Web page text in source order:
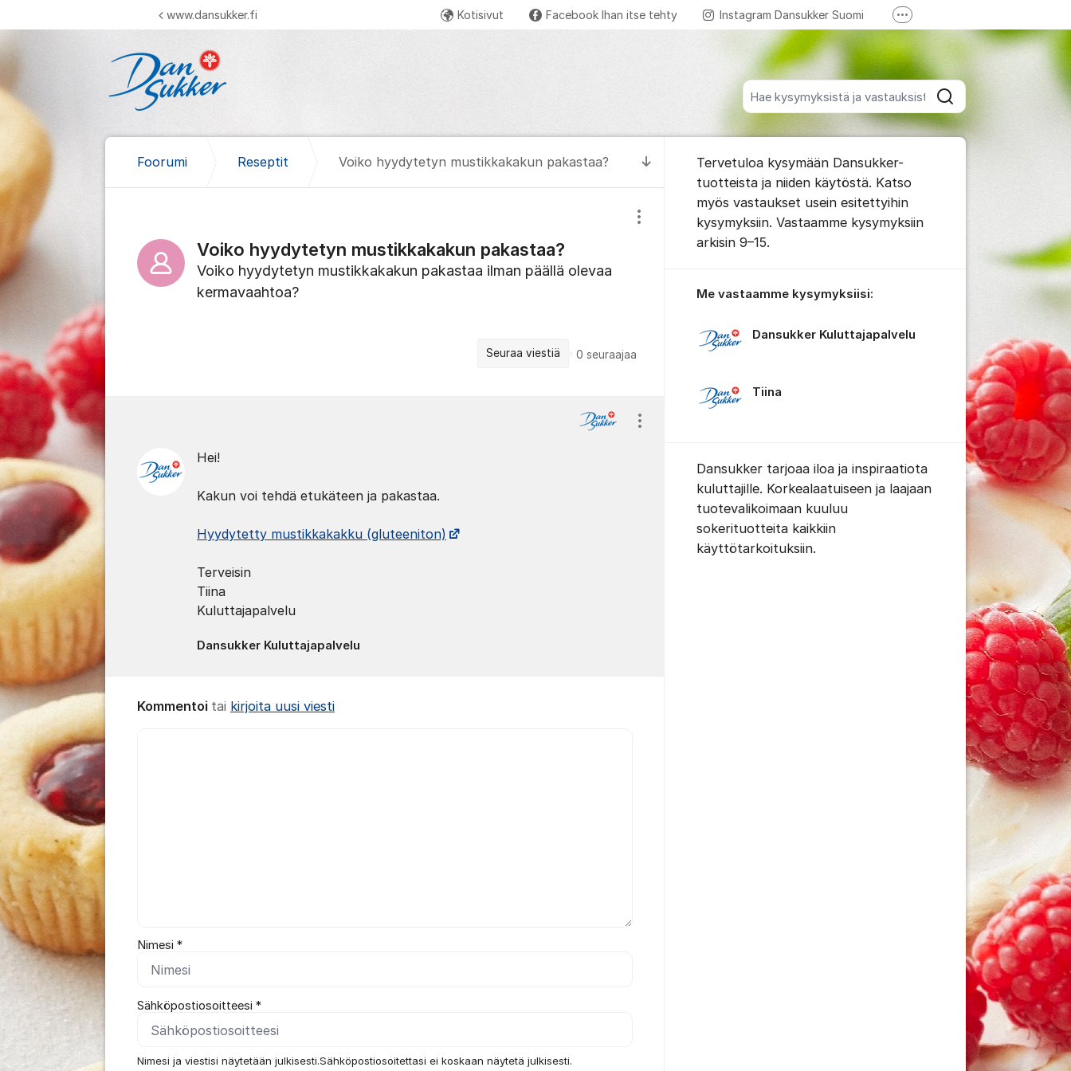
Hae kaikista viesteistä
Hae
www.dansukker.fi Kotisivut Facebook Ihan itse tehty Instagram Dansukker Suomi
YouTube Dansukker Suomi
Lisää tukilinkkejä
Siirry uusimpaan kommenttiin
Foorumi Reseptit Voiko hyydytetyn mustikkakakun pakastaa?
Voiko hyydytetyn mustikkakakun pakastaa?
Näytä/piilota viestien/kommenttien asetukset
Voiko hyydytetyn mustikkakakun pakastaa ilman päällä olevaa
kermavaahtoa?
Seuraa viestiä 0 seuraajaa
Hei!
Kakun voi tehdä etukäteen ja pakastaa.
Hyydytetty mustikkakakku (gluteeniton)
Terveisin
Tiina
Kuluttajapalvelu
Dansukker Kuluttajapalvelu
Näytä/piilota viestien/kommenttien asetukset
Kommentoi tai kirjoita uusi viesti
Nimesi *
Sähköpostiosoitteesi *
Nimesi ja viestisi näytetään julkisesti.Sähköpostiosoitettasi ei koskaan näytetä julkisesti.
Tervetuloa kysymään Dansukker-
tuotteista ja niiden käytöstä. Katso
myös vastaukset usein esitettyihin
kysymyksiin. Vastaamme kysymyksiin
arkisin 9–15.
Me vastaamme kysymyksiisi:
Dansukker Kuluttajapalvelu
Tiina
Dansukker tarjoaa iloa ja inspiraatiota
kuluttajille. Korkealaatuiseen ja laajaan
tuotevalikoimaan kuuluu
sokerituotteita kaikkiin
käyttötarkoituksiin.